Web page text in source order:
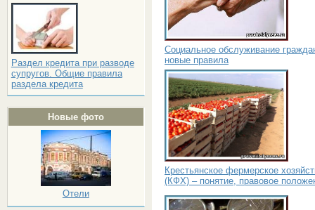
Раздел кредита при разводе
супругов. Общие правила
раздела кредита
Новые фото
Отели
Социальное обслуживание
новые правила
Крестьянское фермерское
(КФХ) – понятие, правовое